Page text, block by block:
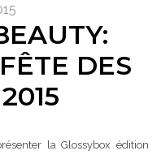
DES
la Glossybox édition